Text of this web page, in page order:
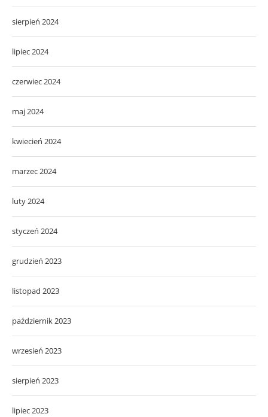
sierpień 2024
lipiec 2024
czerwiec 2024
maj 2024
kwiecień 2024
marzec 2024
luty 2024
styczeń 2024
grudzień 2023
listopad 2023
październik 2023
wrzesień 2023
sierpień 2023
lipiec 2023